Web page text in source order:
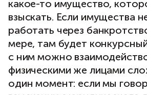
какое-то имущество,
взыскать. Если имущества
работать через
мере, там будет
с ним можно
физическими же лицами
один момент: если мы